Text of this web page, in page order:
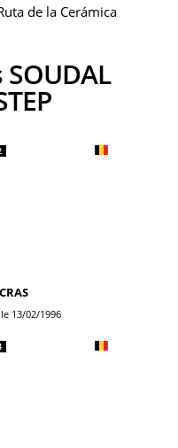
de la Cerámica
13/02/1996